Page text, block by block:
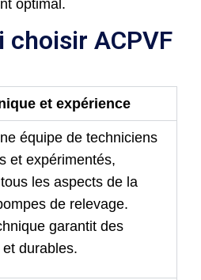
optimal.
choisir ACPVF
et expérience
équipe de techniciens
et expérimentés,
les aspects de la
de relevage.
garantit des
durables.